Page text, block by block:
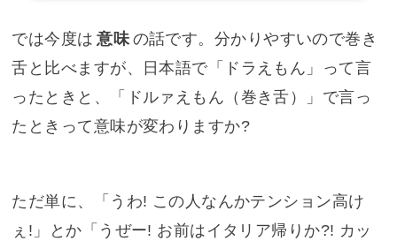
では今度は 意味 の話です。分かりやすいので巻き
舌と比べますが、日本語で「ドラえもん」って言
ったときと、「ドルァえもん（巻き舌）」で言っ
たときって意味が変わりますか?
ただ単に、「うわ! この人なんかテンション高け
ぇ!」とか「うぜー! お前はイタリア帰りか?! カッ